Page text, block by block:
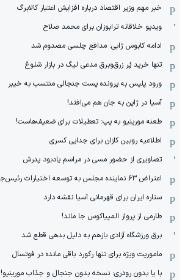
خبر مهم وزیر اقتصاد درباره افزایش اعتبار کالابرگ
ویدیو خلاقانه ترابوزان برای محمد صلاح
ادامه کابوس ژابی: مدافع چلسی مصدوم شد
تنها خرید پُر زرق‌وبرق مدعی لیگ در بازار شلوغ
ورود پلیس به پرونده پست جنجالی منتسب به خیبر
آسیا در ژاپن به جان هم می‌افتد!
طعنه مورینیو به پپ: تعطیلات برای ضعیف‌هاست!
اطلاعیه روبین کازان برای جدایی کسری
تصاویری از حضور مسی در مراسم یادبود پدرش
اعتراض ۶۳ نماینده مجلس به توسعه اختیارات رئیس‌جمهور
ستاره ایران برای قهرمانی آسیا نقشه دارد
طارمی از پرواز المپیاکوس جا ماند!
برق ورزشگاه آزادی بازهم به دلیل بدهی قطع شد
ماموریت ویژه برای تنها رکورد باقی مانده در فوتسال
با یا بدون رودری: نسخه بدون جنجال و جذاب مورینیو!